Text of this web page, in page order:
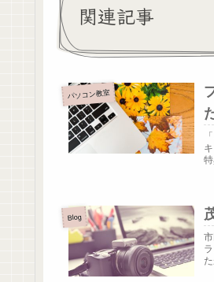
関連記事
パソコン教室
Blog